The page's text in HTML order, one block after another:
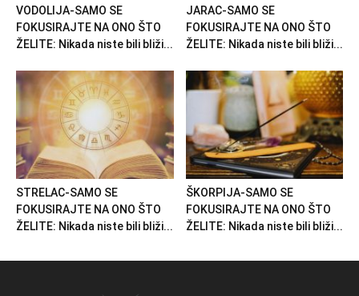
VODOLIJA-SAMO SE
FOKUSIRAJTE NA ONO ŠTO
ŽELITE: Nikada niste bili bliži...
JARAC-SAMO SE
FOKUSIRAJTE NA ONO ŠTO
ŽELITE: Nikada niste bili bliži...
STRELAC-SAMO SE
FOKUSIRAJTE NA ONO ŠTO
ŽELITE: Nikada niste bili bliži...
ŠKORPIJA-SAMO SE
FOKUSIRAJTE NA ONO ŠTO
ŽELITE: Nikada niste bili bliži...